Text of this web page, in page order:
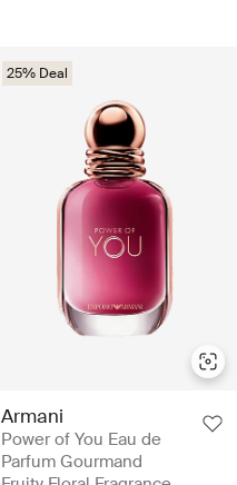
25% Deal
Armani
Power of You Eau de
Parfum Gourmand